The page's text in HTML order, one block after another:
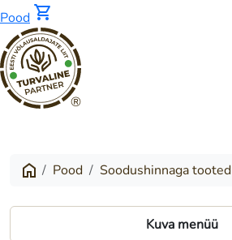
Pood shopping_cart
®
Pood Soodushinnaga tooted
Kuva menüü